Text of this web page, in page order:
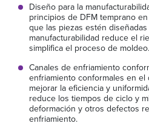
Diseño para la
principios de DFM temprano
que las piezas estén
manufacturabilidad reduce el
simplifica el proceso de moldeo.
Canales de enfriamiento
enfriamiento conformales en
mejorar la eficiencia y
reduce los tiempos de ciclo y
deformación y otros defectos
enfriamiento.